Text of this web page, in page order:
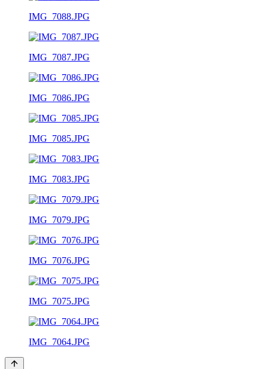
IMG_7088.JPG
IMG_7087.JPG
IMG_7086.JPG
IMG_7085.JPG
IMG_7083.JPG
IMG_7079.JPG
IMG_7076.JPG
IMG_7075.JPG
IMG_7064.JPG